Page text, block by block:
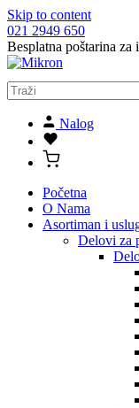
Skip to content
021 2949 650
Besplatna poštarina za
Nalog
Početna
O Nama
Asortiman i
Delovi za